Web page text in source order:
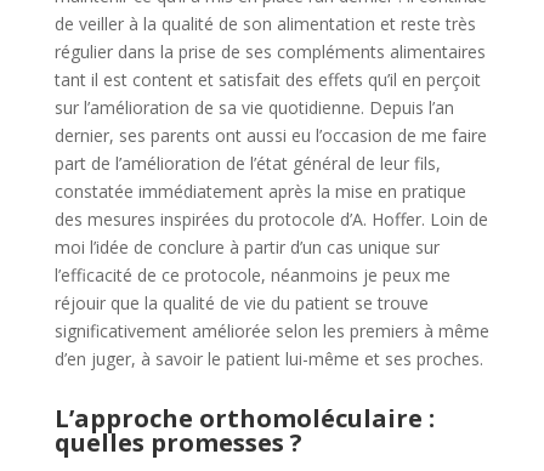
de veiller à la qualité de son alimentation et reste très
régulier dans la prise de ses compléments alimentaires
tant il est content et satisfait des effets qu’il en perçoit
sur l’amélioration de sa vie quotidienne. Depuis l’an
dernier, ses parents ont aussi eu l’occasion de me faire
part de l’amélioration de l’état général de leur fils,
constatée immédiatement après la mise en pratique
des mesures inspirées du protocole d’A. Hoffer. Loin de
moi l’idée de conclure à partir d’un cas unique sur
l’efficacité de ce protocole, néanmoins je peux me
réjouir que la qualité de vie du patient se trouve
significativement améliorée selon les premiers à même
d’en juger, à savoir le patient lui-même et ses proches.
L’approche orthomoléculaire :
quelles promesses ?